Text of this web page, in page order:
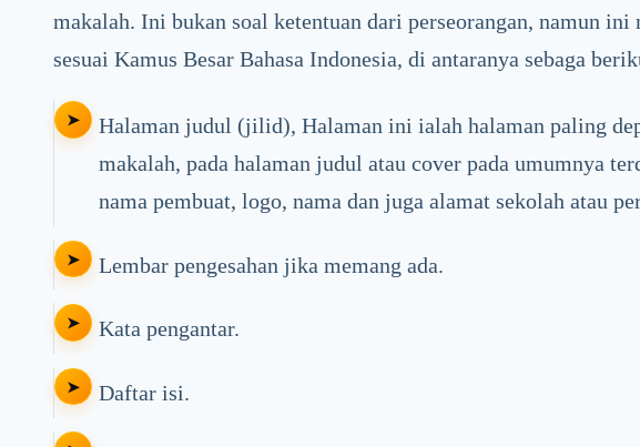
makalah. Ini bukan soal ketentuan dari perseorangan, namun ini
sesuai Kamus Besar Bahasa Indonesia, di antaranya sebaga
Halaman judul (jilid), Halaman ini ialah halaman paling
makalah, pada halaman judul atau cover pada umumnya
nama pembuat, logo, nama dan juga alamat sekolah atau
Lembar pengesahan jika memang ada.
Kata pengantar.
Daftar isi.